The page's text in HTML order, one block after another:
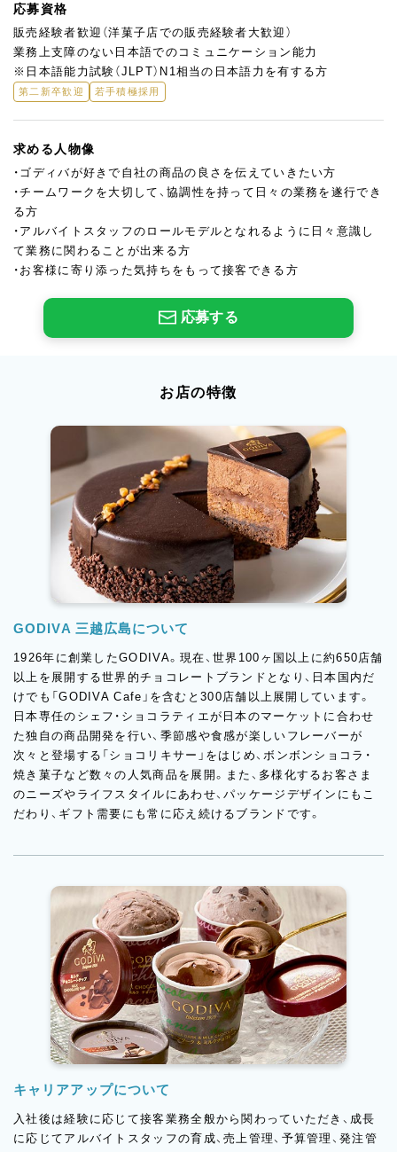
応募資格
販売経験者歓迎（洋菓子店での販売経験者大歓迎）
業務上支障のない日本語でのコミュニケーション能力
※日本語能力試験（JLPT）N1相当の日本語力を有する方
第二新卒歓迎 若手積極採用
求める人物像
・ゴディバが好きで自社の商品の良さを伝えていきたい方
・チームワークを大切して、協調性を持って日々の業務を遂行でき
る方
・アルバイトスタッフのロールモデルとなれるように日々意識し
て業務に関わることが出来る方
・お客様に寄り添った気持ちをもって接客できる方
応募する
お店の特徴
GODIVA 三越広島について
1926年に創業したGODIVA。現在、世界100ヶ国以上に約650店舗
以上を展開する世界的チョコレートブランドとなり、日本国内だ
けでも「GODIVA Cafe」を含むと300店舗以上展開しています。
日本専任のシェフ・ショコラティエが日本のマーケットに合わせ
た独自の商品開発を行い、季節感や食感が楽しいフレーバーが
次々と登場する「ショコリキサー」をはじめ、ボンボンショコラ・
焼き菓子など数々の人気商品を展開。また、多様化するお客さま
のニーズやライフスタイルにあわせ、パッケージデザインにもこ
だわり、ギフト需要にも常に応え続けるブランドです。
キャリアアップについて
入社後は経験に応じて接客業務全般から関わっていただき、成長
に応じてアルバイトスタッフの育成、売上管理、予算管理、発注管